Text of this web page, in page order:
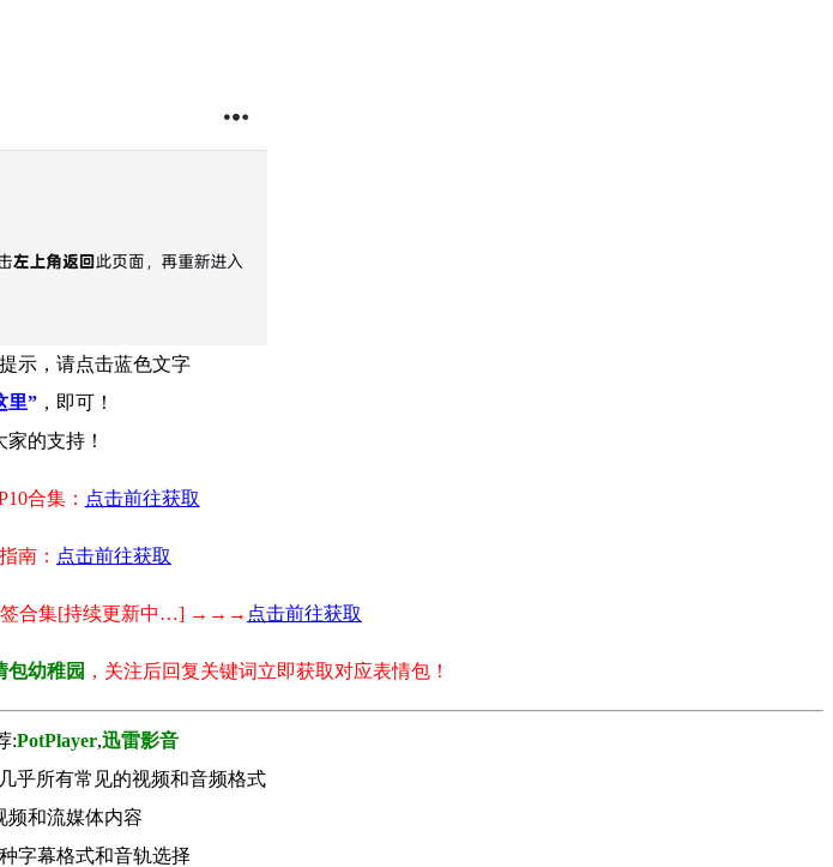
示，请点击蓝色文字
里” ，即可！
家的支持！
合集： 点击前往获取
南： 点击前往获取
签合集[持续更新中…] →→→ 点击前往获取
包幼稚园 ，关注后回复关键词立即获取对应表情包！
:РotРlayer,迅雷影音
乎所有常见的视频和音频格式
频和流媒体内容
字幕格式和音轨选择